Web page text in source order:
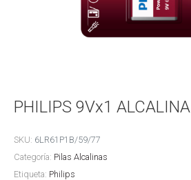
PHILIPS 9Vx1 ALCALINA
SKU: 6LR61P1B/59/77
Categoría: Pilas Alcalinas
Etiqueta: Philips